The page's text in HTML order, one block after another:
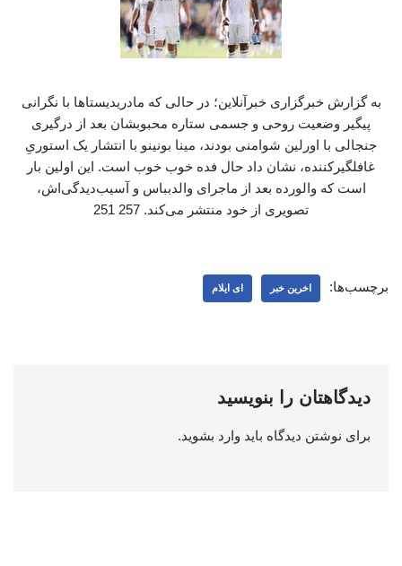
به گزارش خبرگزاری خبرآنلاین؛ در حالی که مادریدیستاها با نگرانی
پیگیر وضعیت روحی و جسمی ستاره محبوبشان بعد از درگیری
جنجالی با اورلین شوامنی بودند، مینا بونینو با انتشار یک استوریِ
غافلگیرکننده، نشان داد حال فده خوب خوب است. این اولین بار
است که والورده بعد از ماجرای والدبباس و آسیب‌دیدگی‌اش،
تصویری از خود منتشر می‌کند. 257 251
برچسب‌ها: اخرین خبر ای ایلام
دیدگاهتان را بنویسید
برای نوشتن دیدگاه باید وارد بشوید.